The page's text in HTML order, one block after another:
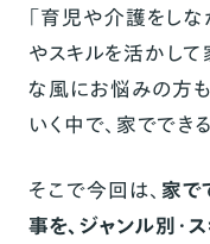
「育児や介護をしな
やスキルを活かして
な風にお悩みの方
いく中で、家ででき
そこで今回は、 家で
事を、ジャンル別・